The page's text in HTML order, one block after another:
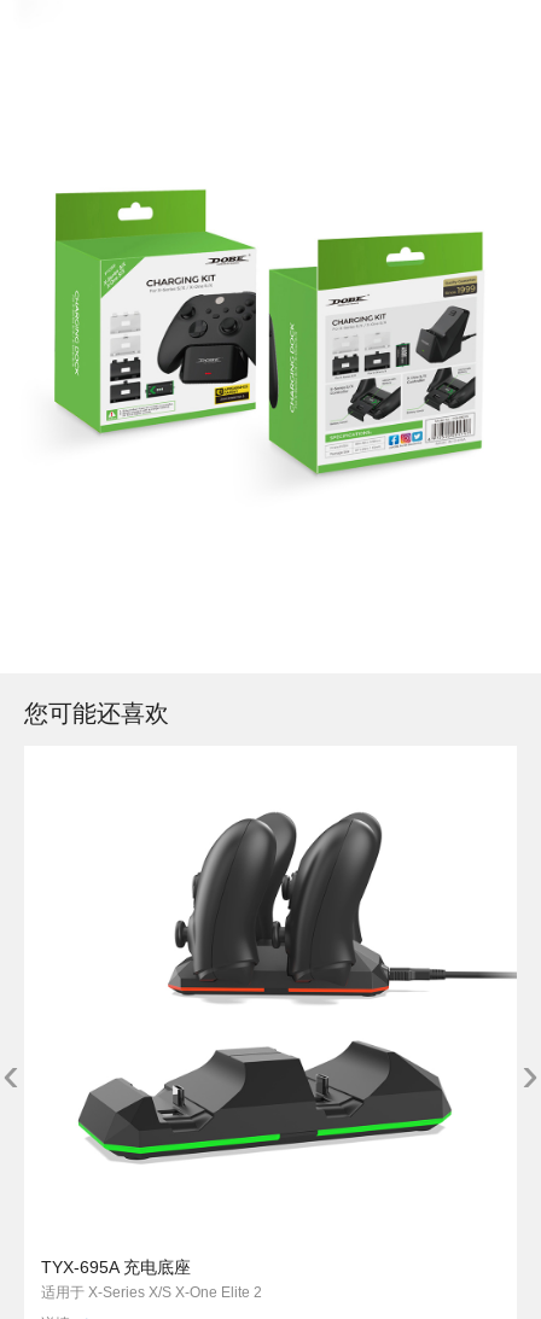
您可能还喜欢
TYX-695A 充电底座
适用于 X-Series X/S X-One Elite 2
‹ ›